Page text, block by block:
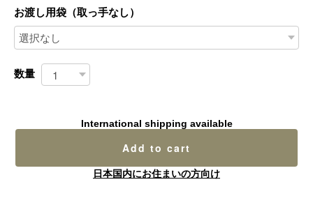
お渡し用袋（取っ手なし）
数量
International shipping available
Add to cart
日本国内にお住まいの方向け